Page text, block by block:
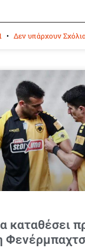
Δεν υπάρχουν
καταθέσει